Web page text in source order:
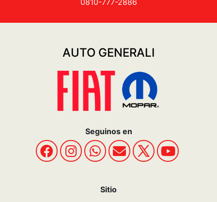
0810-777-2886
AUTO GENERALI
Seguinos en
Sitio